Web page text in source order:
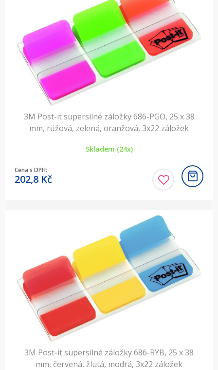
3M Post-it supersilné záložky 686-PGO, 25 x 38
mm, růžová, zelená, oranžová, 3x22 záložek
Skladem (24x)
Cena s DPH:
202,8 Kč
3M Post-it supersilné záložky 686-RYB, 25 x 38
mm, červená, žlutá, modrá, 3x22 záložek